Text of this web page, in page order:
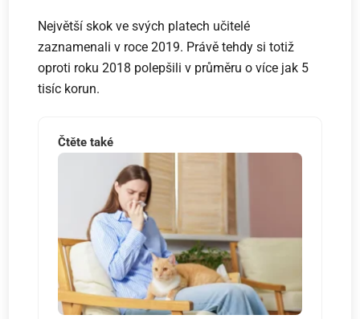
Největší skok ve svých platech učitelé
zaznamenali v roce 2019. Právě tehdy si totiž
oproti roku 2018 polepšili v průměru o více jak 5
tisíc korun.
Čtěte také